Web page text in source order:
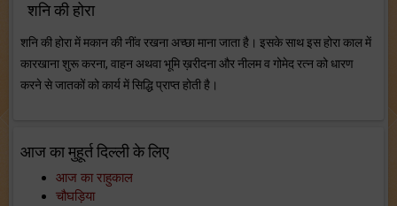
शनि की होरा
शनि की होरा में मकान की नींव रखना अच्छा माना जाता है। इसके साथ इस होरा काल में
कारखाना शुरू करना, वाहन अथवा भूमि ख़रीदना और नीलम व गोमेद रत्न को धारण
करने से जातकों को कार्य में सिद्धि प्राप्त होती है।
आज का मुहूर्त दिल्ली के लिए
आज का राहुकाल
चौघड़िया